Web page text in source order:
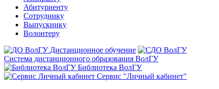
Абитуриенту
Сотруднику
Выпускнику
Волонтеру
Дистанционное обучение
Система дистанционного образования ВолГУ
Библиотека ВолГУ
Сервис "Личный кабинет"